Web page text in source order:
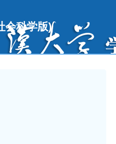
会科学版)